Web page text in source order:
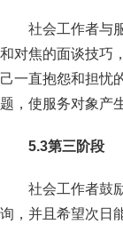
社会工作者与
和对焦的面谈技巧
己一直抱怨和担忧
题，使服务对象产
5.3第三阶段
社会工作者鼓
询，并且希望次日